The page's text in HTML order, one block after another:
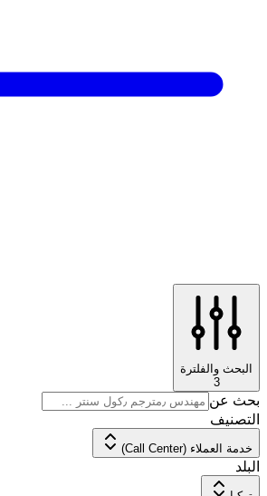
البحث والفلترة
3
بحث عن
التصنيف
خدمة العملاء (Call Center)
البلد